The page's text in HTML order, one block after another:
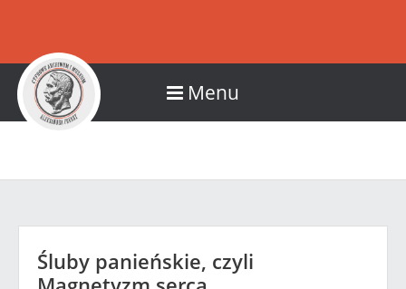
Menu
Śluby panieńskie, czyli